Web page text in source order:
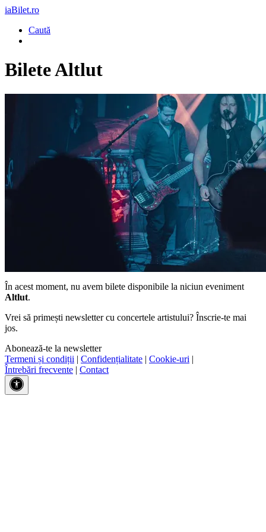
iaBilet.ro
Caută
BileteAltlut
În acest moment, nu avem bilete disponibile la niciun eveniment
Altlut.
Vrei să primești newsletter cu concertele artistului? Înscrie-te mai
jos.
Abonează-te la newsletter
Termeni și condiții | Confidențialitate | Cookie-uri |
Întrebări frecvente | Contact